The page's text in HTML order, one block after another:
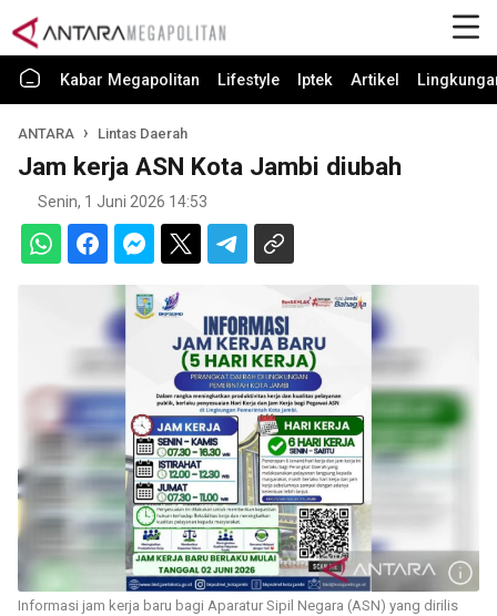
Kabar Megapolitan Lifestyle Iptek Artikel
ANTARA Lintas Daerah
Jam kerja ASN Kota Jambi diubah
Senin, 1 Juni 2026 14:53
Informasi jam kerja baru bagi Aparatur Sipil Negara (ASN) yang dirilis